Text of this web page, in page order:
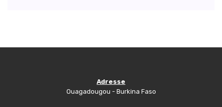
Adresse
Ouagadougou - Burkina Faso